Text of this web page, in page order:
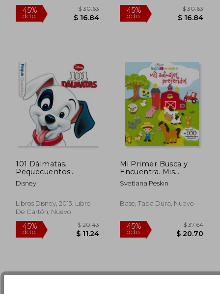
dcto. $ 25.39 dcto.
101 Dálmatas.
Pequecuentos
(Disney. Otras
Propiedades)
Disney
Libros Disney, 2013, Libro
De Cartón, Nuevo
Mi Primer Busca y
Encuentra. Mis
Animales Preferidos
Svetlana Peskin
Base, Tapa Dura, Nuevo